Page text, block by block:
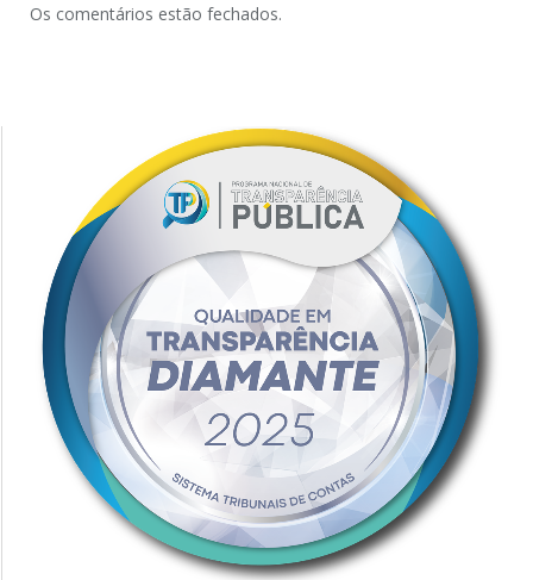
Os comentários estão fechados.